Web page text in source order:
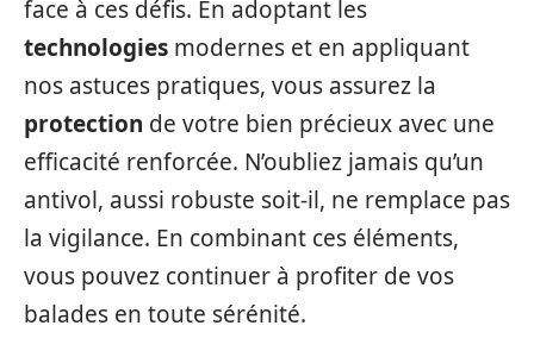
face à ces défis. En adoptant les
technologies modernes et en appliquant
nos astuces pratiques, vous assurez la
protection de votre bien précieux avec une
efficacité renforcée. N’oubliez jamais qu’un
antivol, aussi robuste soit-il, ne remplace pas
la vigilance. En combinant ces éléments,
vous pouvez continuer à profiter de vos
balades en toute sérénité.